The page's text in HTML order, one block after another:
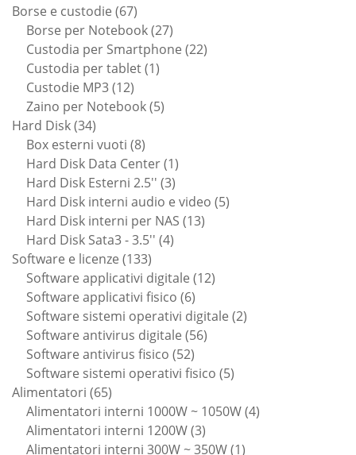
Borse e custodie 6767
prodotti
Borse per Notebook 2727
prodotti
Custodia per Smartphone 2222
Custodia per tablet 11
Custodie MP3 1212
prodotti
Zaino per Notebook 55
Hard Disk 3434
prodotti
Box esterni vuoti 88
prodotti
Hard Disk Data Center 11
prodotto
Hard Disk Esterni 2.5'' 33
prodotti
Hard Disk interni audio e video 55
Hard Disk interni per NAS 1313
Hard Disk Sata3 - 3.5'' 44
Software e licenze 133133
prodotti
Software applicativi digitale 1212
Software applicativi fisico 66
prodotti
Software sistemi operativi digitale 22
Software antivirus digitale 5656
Software antivirus fisico 5252
prodotti
Software sistemi operativi fisico 55
Alimentatori 6565
prodotti
Alimentatori interni 1000W ~ 1050W 44
Alimentatori interni 1200W 33
prodotti
Alimentatori interni 300W ~ 350W 11